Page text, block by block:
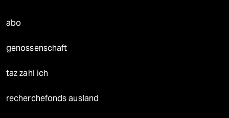
abo
genossenschaft
taz zahl ich
recherchefonds ausland